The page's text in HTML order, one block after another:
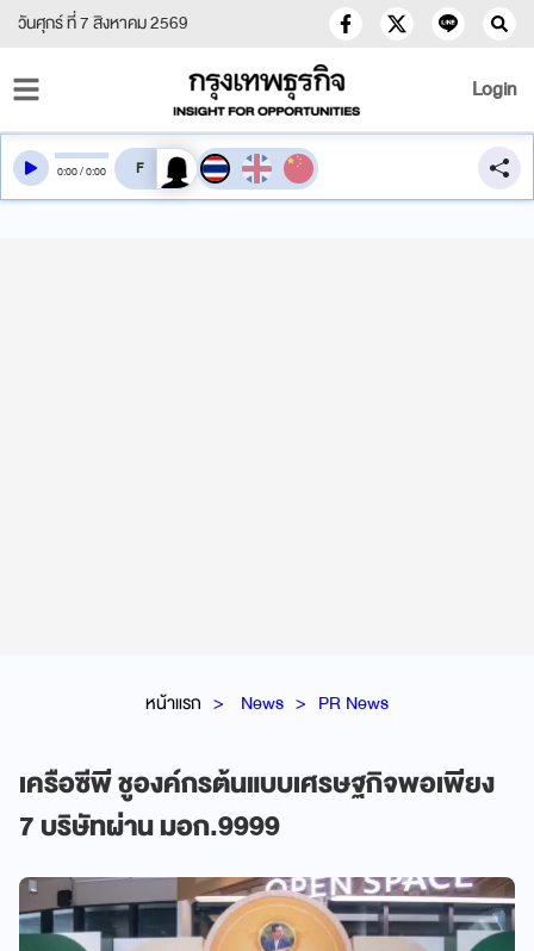
วันศุกร์ ที่ 7 สิงหาคม 2569
Login
หน้าแรก News PR News
เครือซีพี ชูองค์กรต้นแบบเศรษฐกิจพอเพียง
7 บริษัทผ่าน มอก.9999
0:00/0:00 สลับเสียงอ่าน